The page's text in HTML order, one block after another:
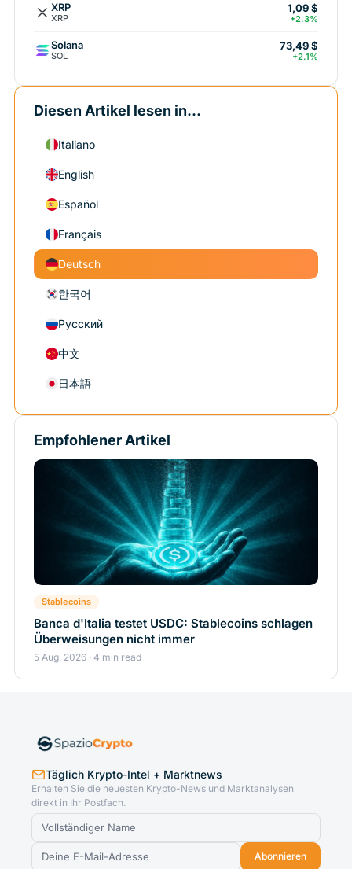
XRP
XRP
1,09 $
+2.3%
Solana
SOL
73,49 $
+2.1%
Diesen Artikel lesen in...
Italiano
English
Español
Français
Deutsch
한국어
Русский
中文
日本語
Empfohlener Artikel
Stablecoins
Banca d'Italia testet USDC: Stablecoins schlagen
Überweisungen nicht immer
5 Aug. 2026 · 4 min read
Täglich Krypto-Intel + Marktnews
Erhalten Sie die neuesten Krypto-News und Marktanalysen
direkt in Ihr Postfach.
Abonnieren